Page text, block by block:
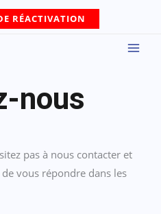
RÉACTIVATION
nous
pas à nous contacter et
vous répondre dans les